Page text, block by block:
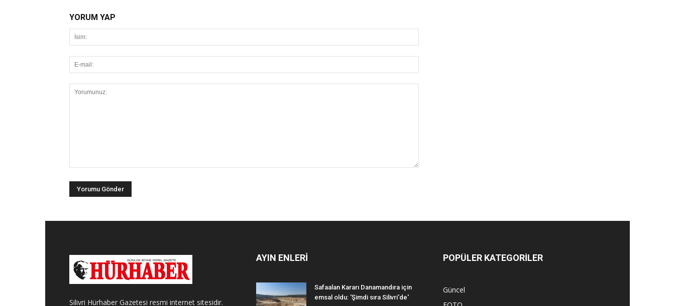
YORUM YAP
Silivri Hürhaber Gazetesi resmi internet sitesidir.
AYIN ENLERİ
Safaalan Kararı Danamandıra için
emsal oldu: 'Şimdi sıra Silivri'de'
POPÜLER KATEGORİLER
Güncel